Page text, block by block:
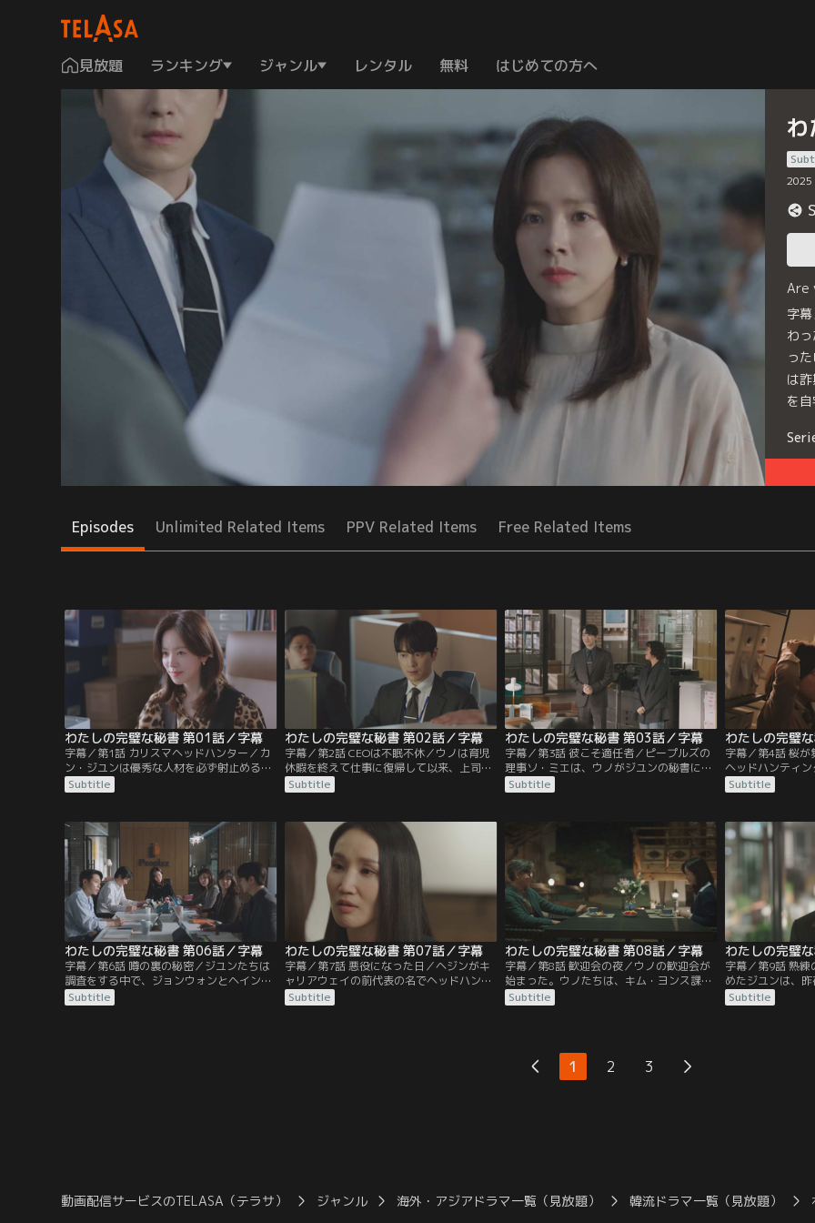
見放題 ランキング ジャンル レンタル 無料 はじめての方へ
2025
Are
字
わ
っ
は
を
Episodes Unlimited Related Items PPV Related Items Free Related Items
わたしの完璧な秘書 第01話／字幕
字幕／第1話 カリスマヘッドハンター／カ
ン・ジユンは優秀な人材を必ず射止める有
能なヘッドハンターだ。今回、顧客からハ
ンス電子のヤン・ホジンを引き抜きたいと
事部課長ユ・ウノは、ホジンの引き止め役
を任される。
Subtitle
わたしの完璧な秘書 第02話／字幕
字幕／第2話 CEOは不眠不休／ウノは育児
休暇を終えて仕事に復帰して以来、上司か
ら嫌がらせを受けていた。一方のジユン
は、自分の体調も社員のメンタルも顧みな
めたはずのホジンが突然会社を退職する。
Subtitle
わたしの完璧な秘書 第03話／字幕
字幕／第3話 彼こそ適任者／ピープルズの
理事ソ・ミエは、ウノがジユンの秘書に適
任だと考えて採用するが、ジユンは頑とし
て受け入れない。一方、キャリアウェイの
がジユンに仕事を依頼したことを知り…。
Subtitle
わたしの完璧
字幕／第4話 桜
ヘッドハンティ
をジユンに詫び
めに努力する。
食事をさせるた
Subtitle
わたしの完璧な秘書 第06話／字幕
字幕／第6話 噂の裏の秘密／ジユンたちは
調査をする中で、ジョンウォンとヘインが
恋愛関係にあるという噂を耳にする。ヘイ
ンの移籍を断ろうとするが、ウノは当事者
Subtitle
わたしの完璧な秘書 第07話／字幕
字幕／第7話 悪役になった日／ヘジンがキ
ャリアウェイの前代表の名でヘッドハンタ
ーアカデミーを設立しようとしていた。そ
れを知ったジユンは、ヘジンに前代表の名
Subtitle
わたしの完璧な秘書 第08話／字幕
字幕／第8話 歓迎会の夜／ウノの歓迎会が
始まった。ウノたちは、キム・ヨンス課長
と若手のオ・ギョンファを仲直りさせるべ
くチームプレイを発揮する。その頃、参加
Subtitle
わたしの完璧
字幕／第9話 熟
めたジユンは、
記憶があり、少
ランド通販サイ
Subtitle
1 2 3
動画配信サービスのTELASA（テラサ） ジャンル 海外・アジアドラマ一覧（見放題） 韓流ドラマ一覧（見放題）